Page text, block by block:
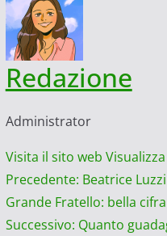
Redazione
Administrator
Visita il sito web
Navigazione
articolo
Precedente: Beatrice
Grande Fratello: bella cifra
Successivo: Quanto